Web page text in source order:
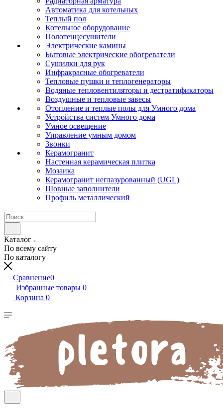
Автоматика для котельных
Теплый пол
Котельное оборудование
Полотенцесушители
Электрические камины
Бытовые электрические обогреватели
Сушилки для рук
Инфракрасные обогреватели
Тепловые пушки и теплогенераторы
Водяные тепловентиляторы и дестратификаторы
Воздушные и тепловые завесы
Отопление и теплые полы для Умного дома
Устройства систем Умного дома
Умное освещение
Управление умным домом
Звонки
Керамогранит
Настенная керамическая плитка
Мозаика
Керамогранит неглазурованный (UGL)
Шовные заполнители
Профиль металлический
Каталог
По всему сайту
По каталогу
Сравнение0
Избранные товары 0
Корзина 0